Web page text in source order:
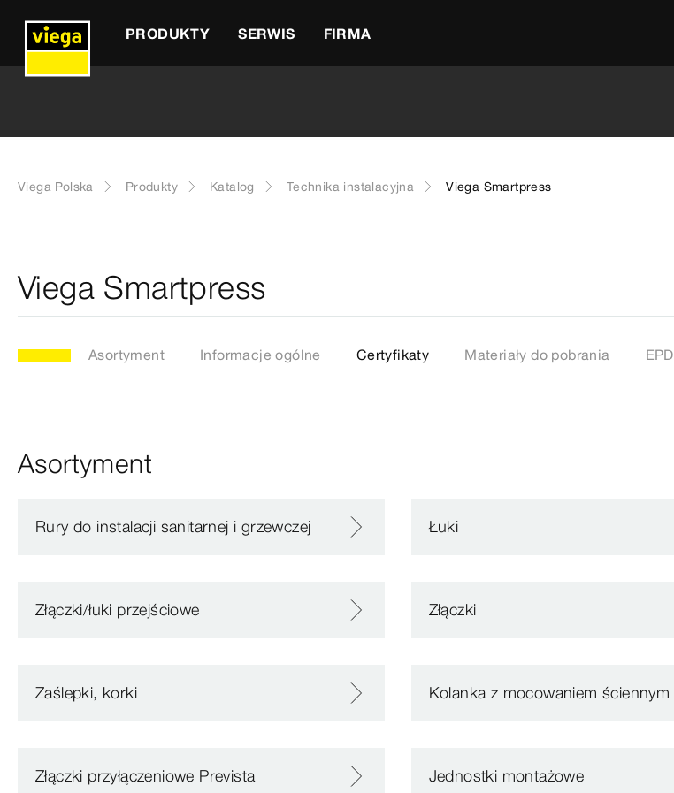
PRODUKTY SERWIS FIRMA
Viega Polska Produkty Katalog Technika instalacyjna Viega Smartpress
Viega Smartpress
Asortyment Informacje ogólne Certyfikaty Materiały do pobrania EPD
Asortyment
Rury do instalacji sanitarnej i grzewczej Łuki
Złączki/łuki przejściowe Złączki
Zaślepki, korki Kolanka z mocowaniem ściennym
Złączki przyłączeniowe Prevista Jednostki montażowe